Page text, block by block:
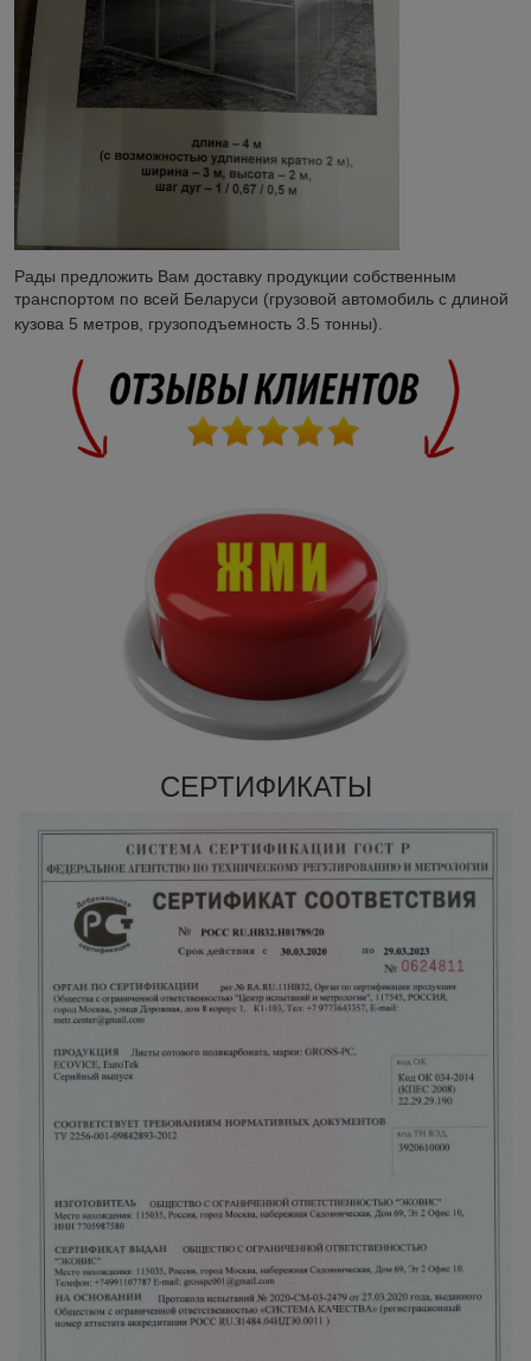
Рады предложить Вам доставку продукции собственным
транспортом по всей Беларуси (грузовой автомобиль с длиной
кузова 5 метров, грузоподъемность 3.5 тонны).
СЕРТИФИКАТЫ